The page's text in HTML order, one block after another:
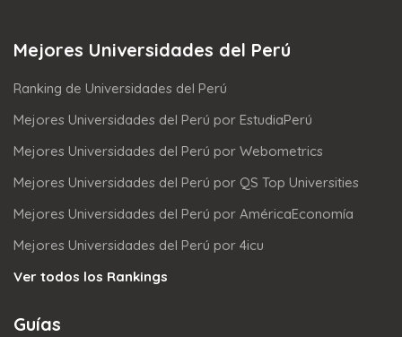
Mejores Universidades del Perú
Ranking de Universidades del Perú
Mejores Universidades del Perú por EstudiaPerú
Mejores Universidades del Perú por Webometrics
Mejores Universidades del Perú por QS Top Universities
Mejores Universidades del Perú por AméricaEconomía
Mejores Universidades del Perú por 4icu
Ver todos los Rankings
Guías